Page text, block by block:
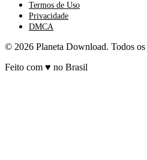
Termos de Uso
Privacidade
DMCA
© 2026 Planeta Download. Todos os
Feito com ♥ no Brasil